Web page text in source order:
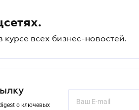
всех бизнес-новостей.
о ключевых